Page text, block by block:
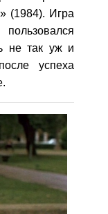
(1984). Игра
не так уж и
успеха